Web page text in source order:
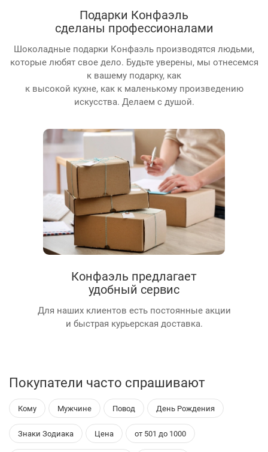
Подарки Конфаэль
сделаны профессионалами
Шоколадные подарки Конфаэль производятся людьми,
которые любят свое дело. Будьте уверены, мы отнесемся
к вашему подарку, как
к высокой кухне, как к маленькому произведению
искусства. Делаем с душой.
Конфаэль предлагает
удобный сервис
Для наших клиентов есть постоянные акции
и быстрая курьерская доставка.
Покупатели часто спрашивают
Кому Мужчине Повод День Рождения
Знаки Зодиака Цена от 501 до 1000